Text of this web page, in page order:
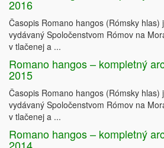
2016
Časopis Romano hangos (Rómsky hlas)
vydávaný Spoločenstvom Rómov na
v tlačenej a ...
Romano hangos – kompletný
2015
Časopis Romano hangos (Rómsky hlas)
vydávaný Spoločenstvom Rómov na
v tlačenej a ...
Romano hangos – kompletný